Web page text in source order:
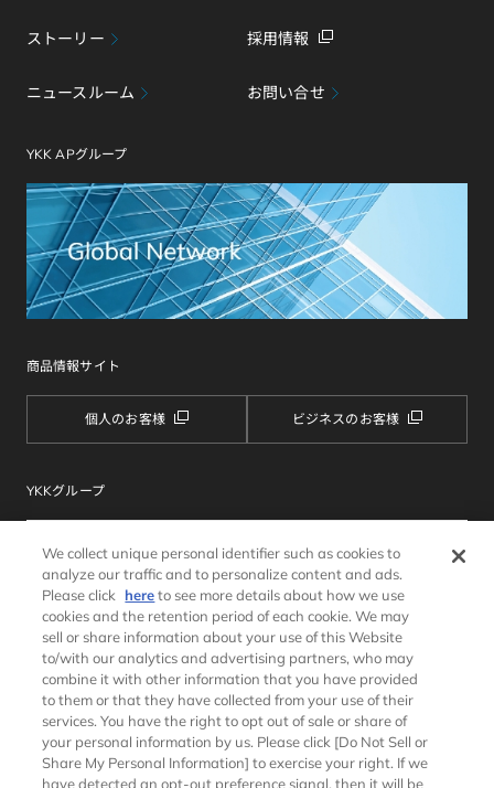
ストーリー 採用情報
ニュースルーム お問い合せ
YKK APグループ
商品情報サイト
個人のお客様 ビジネスのお客様
YKKグループ
サイトマップ
ウェブサイトのご利用条件
個人情報保護方針
クッキーポリシー
ソーシャルメディアポリシー
推奨環境
We collect unique personal identifier such as cookies to
analyze our traffic and to personalize content and ads.
Please click
hereto see more details about how we use
cookies and the retention period of each cookie. We may
sell or share information about your use of this Website
to/with our analytics and advertising partners, who may
combine it with other information that you have provided
to them or that they have collected from your use of their
services. You have the right to opt out of sale or share of
your personal information by us. Please click [Do Not Sell or
Share My Personal Information] to exercise your right. If we
have detected an opt-out preference signal, then it will be